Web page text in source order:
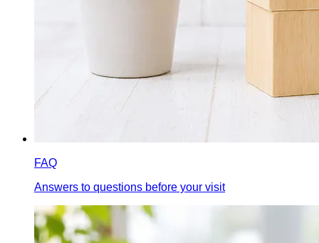
FAQ
Answers to questions before your visit